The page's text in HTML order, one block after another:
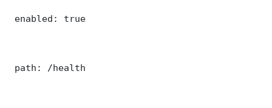
enabled: true
path: /health